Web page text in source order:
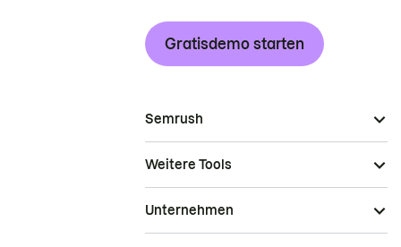
Gratisdemo starten
Semrush
Weitere Tools
Unternehmen